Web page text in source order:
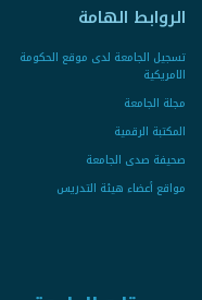
الروابط الهامة
تسجيل الجامعة لدى موقع الحكومة
الامريكية
مجلة الجامعة
المكتبة الرقمية
صحيفة صدى الجامعة
مواقع أعضاء هيئة التدريس